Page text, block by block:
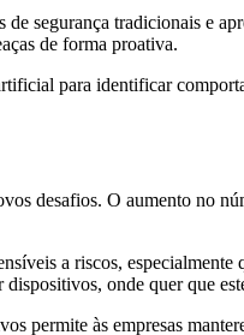
segurança tradicionais e
de forma proativa.
para identificar
desafios. O aumento no
a riscos,
onde quer que
permite às empresas